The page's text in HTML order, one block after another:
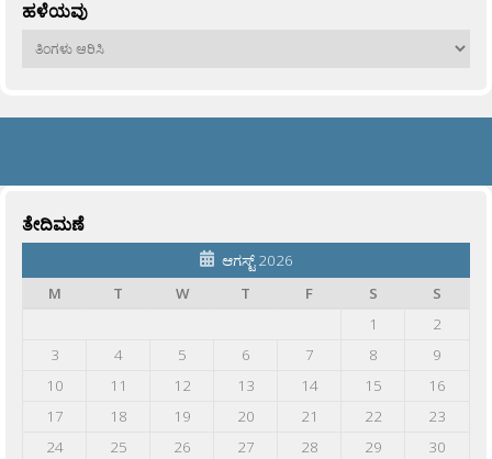
ಹಳೆಯವು
ಹಳೆಯವು
ತೇದಿಮಣೆ
ಆಗಸ್ಟ್ 2026
M
T W T F S
S
1
2
3
4 5 6 7 8
9
10
11 12 13 14 15
16
17
18 19 20 21 22
23
24
25 26 27 28 29
30